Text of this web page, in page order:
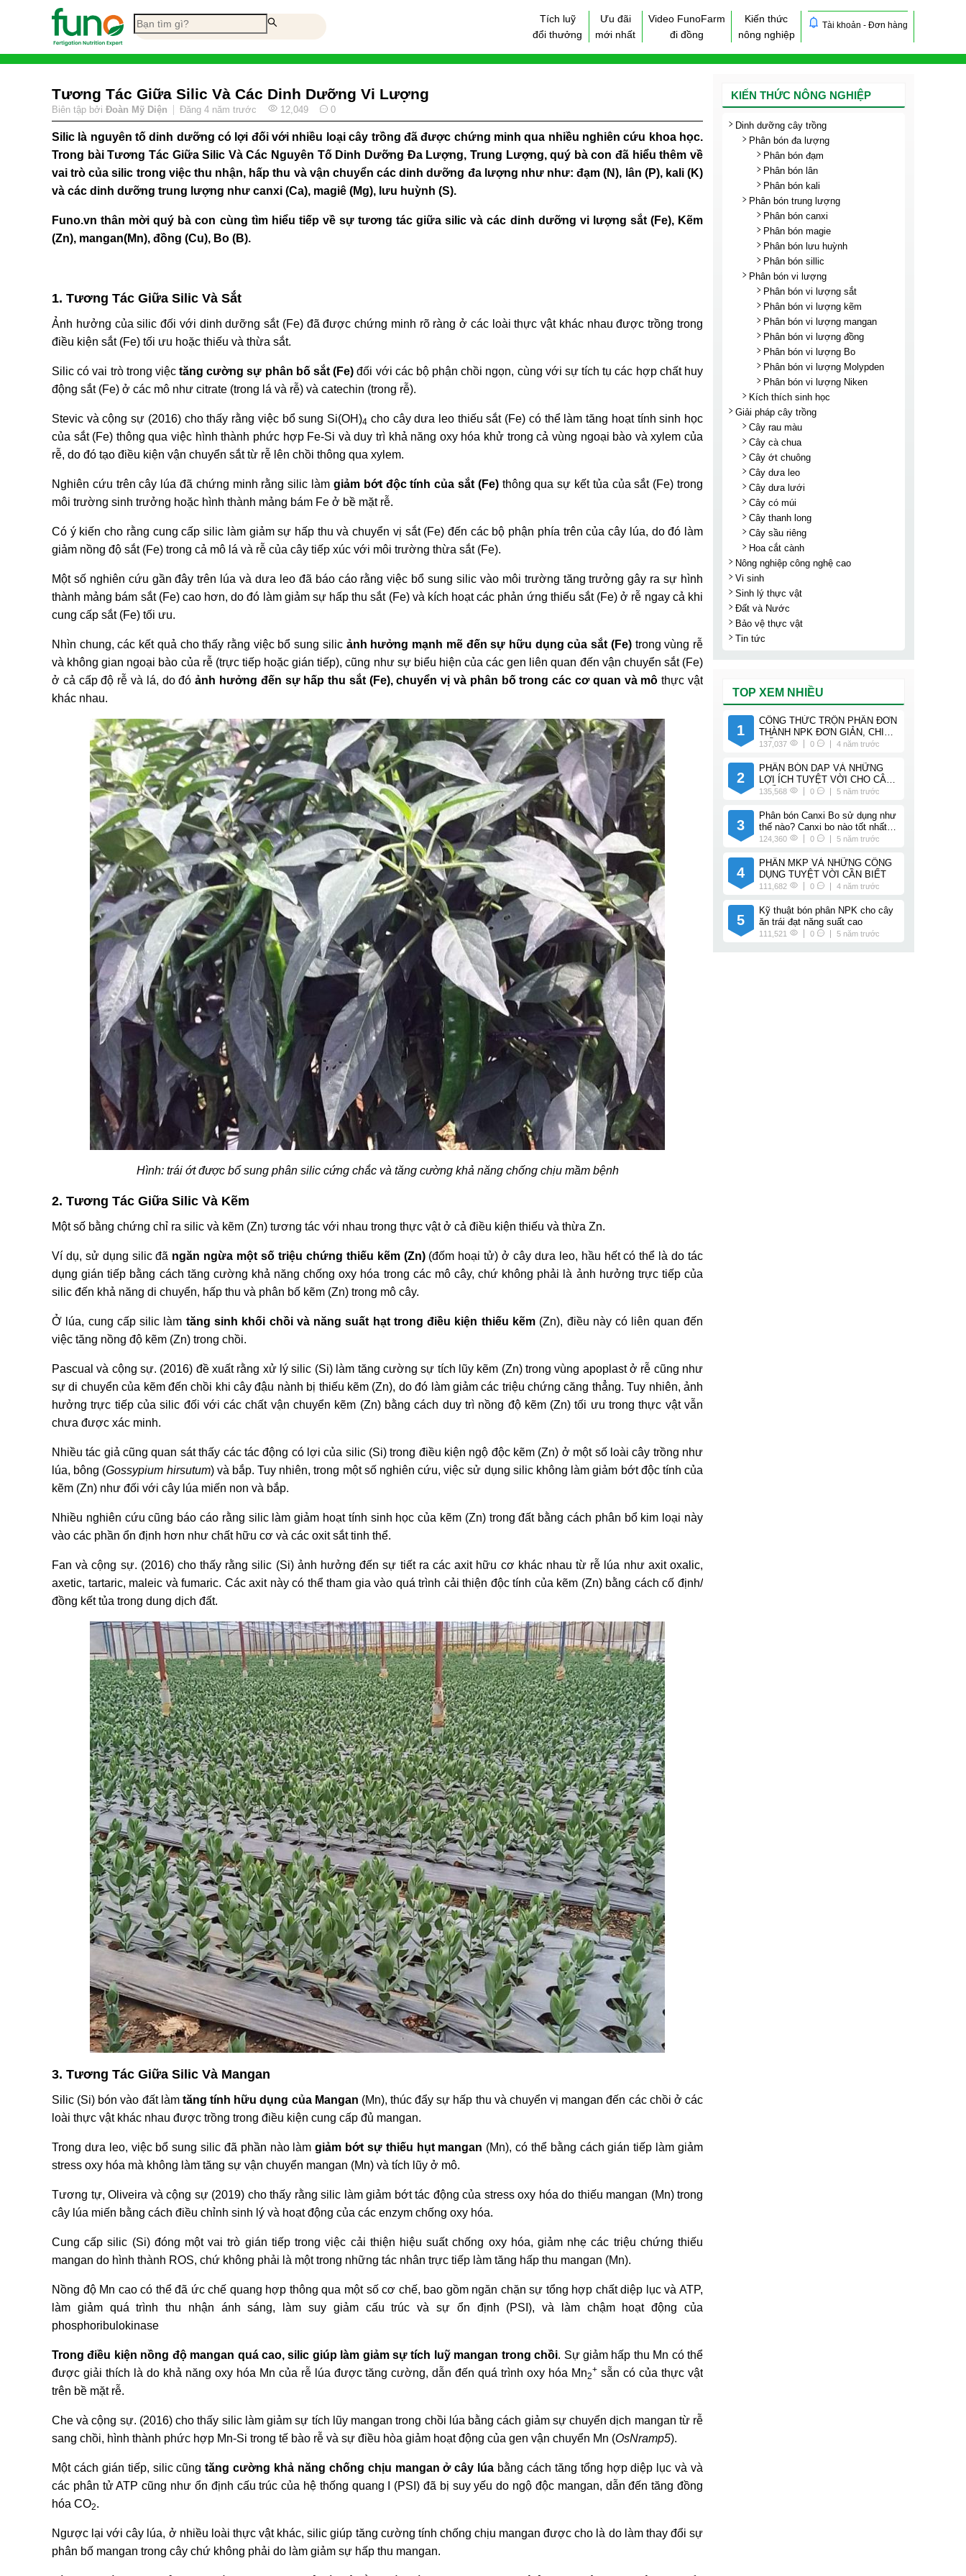
Tích luỹ
đổi thưởng
Ưu đãi
mới nhất
Video FunoFarm
đi đồng
Kiến thức
nông nghiệp
Tài khoản - Đơn hàng
Tương Tác Giữa Silic Và Các Dinh Dưỡng Vi Lượng
Biên tập bởi Đoàn Mỹ Diện Đăng 4 năm trước 12,049 0
Silic là nguyên tố dinh dưỡng có lợi đối với nhiều loại cây trồng đã được chứng minh qua nhiều nghiên cứu khoa học.
Trong bàiTương Tác Giữa Silic Và Các Nguyên Tố Dinh Dưỡng Đa Lượng, Trung Lượng, quý bà con đã hiểu thêm về
vai trò của silic trong việc thu nhận, hấp thu và vận chuyển các dinh dưỡng đa lượng như như: đạm (N), lân (P), kali (K)
và các dinh dưỡng trung lượng như canxi (Ca), magiê (Mg), lưu huỳnh (S).
Funo.vn thân mời quý bà con cùng tìm hiểu tiếp về sự tương tác giữa silic và các dinh dưỡng vi lượng sắt (Fe), Kẽm
(Zn), mangan(Mn), đồng (Cu), Bo (B).
1. Tương Tác Giữa Silic Và Sắt
Ảnh hưởng của silic đối với dinh dưỡng sắt (Fe) đã được chứng minh rõ ràng ở các loài thực vật khác nhau được trồng trong
điều kiện sắt (Fe) tối ưu hoặc thiếu và thừa sắt.
Silic có vai trò trong việctăng cường sự phân bố sắt (Fe) đối với các bộ phận chồi ngọn, cùng với sự tích tụ các hợp chất huy
động sắt (Fe) ở các mô như citrate (trong lá và rễ) và catechin (trong rễ).
Stevic và cộng sự (2016) cho thấy rằng việc bổ sung Si(OH)4 cho cây dưa leo thiếu sắt (Fe) có thể làm tăng hoạt tính sinh học
của sắt (Fe) thông qua việc hình thành phức hợp Fe-Si và duy trì khả năng oxy hóa khử trong cả vùng ngoại bào và xylem của
rễ, do đó tạo điều kiện vận chuyển sắt từ rễ lên chồi thông qua xylem.
Nghiên cứu trên cây lúa đã chứng minh rằng silic làm giảm bớt độc tính của sắt (Fe)thông qua sự kết tủa của sắt (Fe) trong
môi trường sinh trưởng hoặc hình thành mảng bám Fe ở bề mặt rễ.
Có ý kiến ​​cho rằng cung cấp silic làm giảm sự hấp thu và chuyển vị sắt (Fe) đến các bộ phận phía trên của cây lúa, do đó làm
giảm nồng độ sắt (Fe) trong cả mô lá và rễ của cây tiếp xúc với môi trường thừa sắt (Fe).
Một số nghiên cứu gần đây trên lúa và dưa leo đã báo cáo rằng việc bổ sung silic vào môi trường tăng trưởng gây ra sự hình
thành mảng bám sắt (Fe) cao hơn, do đó làm giảm sự hấp thu sắt (Fe) và kích hoạt các phản ứng thiếu sắt (Fe) ở rễ ngay cả khi
cung cấp sắt (Fe) tối ưu.
Nhìn chung, các kết quả cho thấy rằng việc bổ sung silic ảnh hưởng mạnh mẽ đến sự hữu dụng của sắt (Fe)trong vùng rễ
và không gian ngoại bào của rễ (trực tiếp hoặc gián tiếp), cũng như sự biểu hiện của các gen liên quan đến vận chuyển sắt (Fe)
ở cả cấp độ rễ và lá, do đóảnh hưởng đến sự hấp thu sắt (Fe), chuyển vị và phân bố trong các cơ quan và môthực vật
khác nhau.
Hình: trái ớt được bổ sung phân silic cứng chắc và tăng cường khả năng chống chịu mầm bệnh
2. Tương Tác Giữa Silic Và Kẽm
Một số bằng chứng chỉ ra silic và kẽm (Zn) tương tác với nhau trong thực vật ở cả điều kiện thiếu và thừa Zn.
Ví dụ, sử dụng silic đã ngăn ngừa một số triệu chứng thiếu kẽm (Zn)(đốm hoại tử) ở cây dưa leo, hầu hết có thể là do tác
dụng gián tiếp bằng cách tăng cường khả năng chống oxy hóa trong các mô cây, chứ không phải là ảnh hưởng trực tiếp của
silic đến khả năng di chuyển, hấp thu và phân bố kẽm (Zn) trong mô cây.
Ở lúa, cung cấp silic làm tăng sinh khối chồi và năng suất hạt trong điều kiện thiếu kẽm (Zn), điều này có liên quan đến
việc tăng nồng độ kẽm (Zn) trong chồi.
Pascual và cộng sự. (2016) đề xuất rằng xử lý silic (Si) làm tăng cường sự tích lũy kẽm (Zn) trong vùng apoplast ở rễ cũng như
sự di chuyển của kẽm đến chồi khi cây đậu nành bị thiếu kẽm (Zn), do đó làm giảm các triệu chứng căng thẳng. Tuy nhiên, ảnh
hưởng trực tiếp của silic đối với các chất vận chuyển kẽm (Zn) bằng cách duy trì nồng độ kẽm (Zn) tối ưu trong thực vật vẫn
chưa được xác minh.
Nhiều tác giả cũng quan sát thấy các tác động có lợi của silic (Si) trong điều kiện ngộ độc kẽm (Zn) ở một số loài cây trồng như
lúa, bông (Gossypium hirsutum) và bắp. Tuy nhiên, trong một số nghiên cứu, việc sử dụng silic không làm giảm bớt độc tính của
kẽm (Zn) như đối với cây lúa miến non và bắp.
Nhiều nghiên cứu cũng báo cáo rằng silic làm giảm hoạt tính sinh học của kẽm (Zn) trong đất bằng cách phân bổ kim loại này
vào các phần ổn định hơn như chất hữu cơ và các oxit sắt tinh thể.
Fan và cộng sự. (2016) cho thấy rằng silic (Si) ảnh hưởng đến sự tiết ra các axit hữu cơ khác nhau từ rễ lúa như axit oxalic,
axetic, tartaric, maleic và fumaric. Các axit này có thể tham gia vào quá trình cải thiện độc tính của kẽm (Zn) bằng cách cố định/
đồng kết tủa trong dung dịch đất.
3. Tương Tác Giữa Silic Và Mangan
Silic (Si) bón vào đất làm tăng tính hữu dụng của Mangan (Mn), thúc đẩy sự hấp thu và chuyển vị mangan đến các chồi ở các
loài thực vật khác nhau được trồng trong điều kiện cung cấp đủ mangan.
Trong dưa leo, việc bổ sung silic đã phần nào làmgiảm bớt sự thiếu hụt mangan (Mn), có thể bằng cách gián tiếp làm giảm
stress oxy hóa mà không làm tăng sự vận chuyển mangan (Mn) và tích lũy ở mô.
Tương tự, Oliveira và cộng sự (2019) cho thấy rằng silic làm giảm bớt tác động của stress oxy hóa do thiếu mangan (Mn) trong
cây lúa miến bằng cách điều chỉnh sinh lý và hoạt động của các enzym chống oxy hóa.
Cung cấp silic (Si) đóng một vai trò gián tiếp trong việc cải thiện hiệu suất chống oxy hóa, giảm nhẹ các triệu chứng thiếu
mangan do hình thành ROS, chứ không phải là một trong những tác nhân trực tiếp làm tăng hấp thu mangan (Mn).
Nồng độ Mn cao có thể đã ức chế quang hợp thông qua một số cơ chế, bao gồm ngăn chặn sự tổng hợp chất diệp lục và ATP,
làm giảm quá trình thu nhận ánh sáng, làm suy giảm cấu trúc và sự ổn định (PSI), và làm chậm hoạt động của
phosphoribulokinase
Trong điều kiện nồng độ mangan quá cao, silic giúp làm giảm sự tích luỹ mangan trong chồi. Sự giảm hấp thu Mn có thể
được giải thích là do khả năng oxy hóa Mn của rễ lúa được tăng cường, dẫn đến quá trình oxy hóa Mn2
+ sẵn có của thực vật
trên bề mặt rễ.
Che và cộng sự. (2016) cho thấy silic làm giảm sự tích lũy mangan trong chồi lúa bằng cách giảm sự chuyển dịch mangan từ rễ
sang chồi, hình thành phức hợp Mn-Si trong tế bào rễ và sự điều hòa giảm hoạt động của gen vận chuyển Mn (OsNramp5).
Một cách gián tiếp, silic cũngtăng cường khả năng chống chịu mangan ở cây lúa bằng cách tăng tổng hợp diệp lục và và
các phân tử ATP cũng như ổn định cấu trúc của hệ thống quang I (PSI) đã bị suy yếu do ngộ độc mangan, dẫn đến tăng đồng
hóa CO2.
Ngược lại với cây lúa, ở nhiều loài thực vật khác, silic giúp tăng cường tính chống chịu mangan được cho là do làm thay đổi sự
phân bố mangan trong cây chứ không phải do làm giảm sự hấp thu mangan.
KIẾN THỨC NÔNG NGHIỆP
Dinh dưỡng cây trồng
Phân bón đa lượng
Phân bón đạm
Phân bón lân
Phân bón kali
Phân bón trung lượng
Phân bón canxi
Phân bón magie
Phân bón lưu huỳnh
Phân bón sillic
Phân bón vi lượng
Phân bón vi lượng sắt
Phân bón vi lượng kẽm
Phân bón vi lượng mangan
Phân bón vi lượng đồng
Phân bón vi lượng Bo
Phân bón vi lượng Molypden
Phân bón vi lượng Niken
Kích thích sinh học
Giải pháp cây trồng
Cây rau màu
Cây cà chua
Cây ớt chuông
Cây dưa leo
Cây dưa lưới
Cây có múi
Cây thanh long
Cây sầu riêng
Hoa cắt cành
Nông nghiệp công nghệ cao
Vi sinh
Sinh lý thực vật
Đất và Nước
Bảo vệ thực vật
Tin tức
TOP XEM NHIỀU
1
CÔNG THỨC TRỘN PHÂN ĐƠN
THÀNH NPK ĐƠN GIẢN, CHI
TIẾT
137,037 0 4 năm trước
2
PHÂN BÓN DAP VÀ NHỮNG
LỢI ÍCH TUYỆT VỜI CHO CÂY
TRỒNG
135,568 0 5 năm trước
3
Phân bón Canxi Bo sử dụng như
thế nào? Canxi bo nào tốt nhất
cho cây trồng của bạn?
124,360 0 5 năm trước
4
PHÂN MKP VÀ NHỮNG CÔNG
DỤNG TUYỆT VỜI CẦN BIẾT
111,682 0 4 năm trước
5
Kỹ thuật bón phân NPK cho cây
ăn trái đạt năng suất cao
111,521 0 5 năm trước